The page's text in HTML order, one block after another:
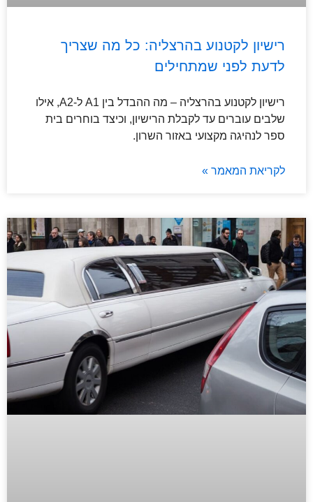
רישיון לקטנוע בהרצליה: כל מה שצריך
לדעת לפני שמתחילים
רישיון לקטנוע בהרצליה – מה ההבדל בין A1 ל-A2, אילו
שלבים עוברים עד לקבלת הרישיון, וכיצד בוחרים בית
ספר לנהיגה מקצועי באזור השרון.
לקריאת המאמר »